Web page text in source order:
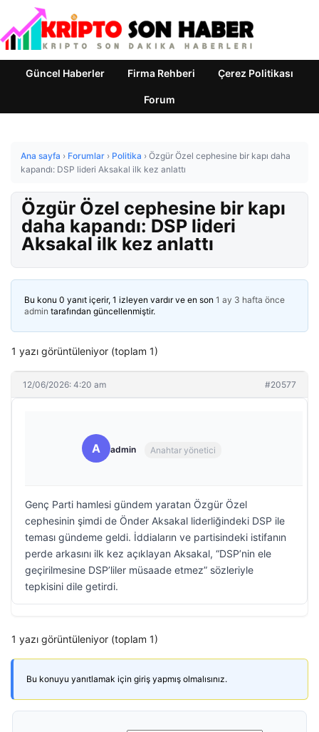
Güncel Haberler Firma Rehberi Çerez Politikası
Forum
Ana sayfa › Forumlar › Politika › Özgür Özel cephesine bir kapı daha
kapandı: DSP lideri Aksakal ilk kez anlattı
Özgür Özel cephesine bir kapı
daha kapandı: DSP lideri
Aksakal ilk kez anlattı
Bu konu 0 yanıt içerir, 1 izleyen vardır ve en son 1 ay 3 hafta önce
admin tarafından güncellenmiştir.
1 yazı görüntüleniyor (toplam 1)
12/06/2026: 4:20 am #20577
A admin Anahtar yönetici
Genç Parti hamlesi gündem yaratan Özgür Özel
cephesinin şimdi de Önder Aksakal liderliğindeki DSP ile
teması gündeme geldi. İddiaların ve partisindeki istifanın
perde arkasını ilk kez açıklayan Aksakal, “DSP’nin ele
geçirilmesine DSP’liler müsaade etmez” sözleriyle
tepkisini dile getirdi.
1 yazı görüntüleniyor (toplam 1)
Bu konuyu yanıtlamak için giriş yapmış olmalısınız.